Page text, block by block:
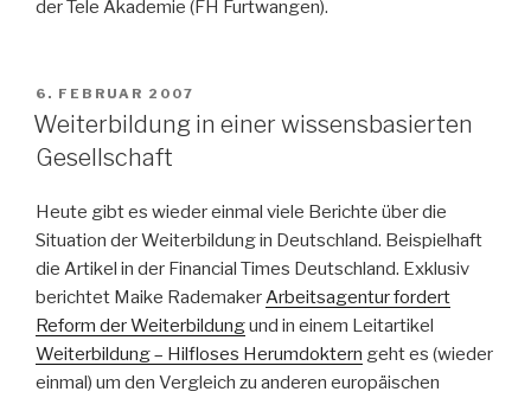
der Tele Akademie (FH Furtwangen).
VERÖFFENTLICHT
AM
6. FEBRUAR 2007
Weiterbildung in einer wissensbasierten
Gesellschaft
Heute gibt es wieder einmal viele Berichte über die
Situation der Weiterbildung in Deutschland. Beispielhaft
die Artikel in der Financial Times Deutschland. Exklusiv
berichtet Maike RademakerArbeitsagentur fordert
Reform der Weiterbildungund in einem Leitartikel
Weiterbildung – Hilfloses Herumdoktern geht es (wieder
einmal) um den Vergleich zu anderen europäischen